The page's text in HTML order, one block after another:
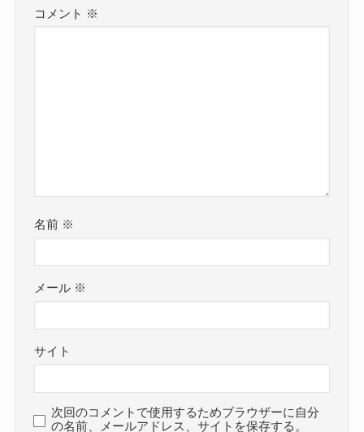
コメント ※
名前 ※
メール ※
サイト
次回のコメントで使用するためブラウザーに自分
の名前、メールアドレス、サイトを保存する。